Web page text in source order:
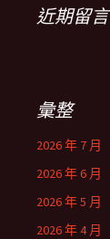
近期留言
彙整
2026 年 7 月
2026 年 6 月
2026 年 5 月
2026 年 4 月